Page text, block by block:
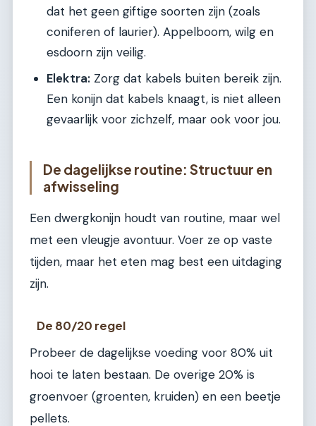
dat het geen giftige soorten zijn (zoals
coniferen of laurier). Appelboom, wilg en
esdoorn zijn veilig.
Elektra: Zorg dat kabels buiten bereik zijn.
Een konijn dat kabels knaagt, is niet alleen
gevaarlijk voor zichzelf, maar ook voor jou.
De dagelijkse routine: Structuur en
afwisseling
Een dwergkonijn houdt van routine, maar wel
met een vleugje avontuur. Voer ze op vaste
tijden, maar het eten mag best een uitdaging
zijn.
De 80/20 regel
Probeer de dagelijkse voeding voor 80% uit
hooi te laten bestaan. De overige 20% is
groenvoer (groenten, kruiden) en een beetje
pellets.